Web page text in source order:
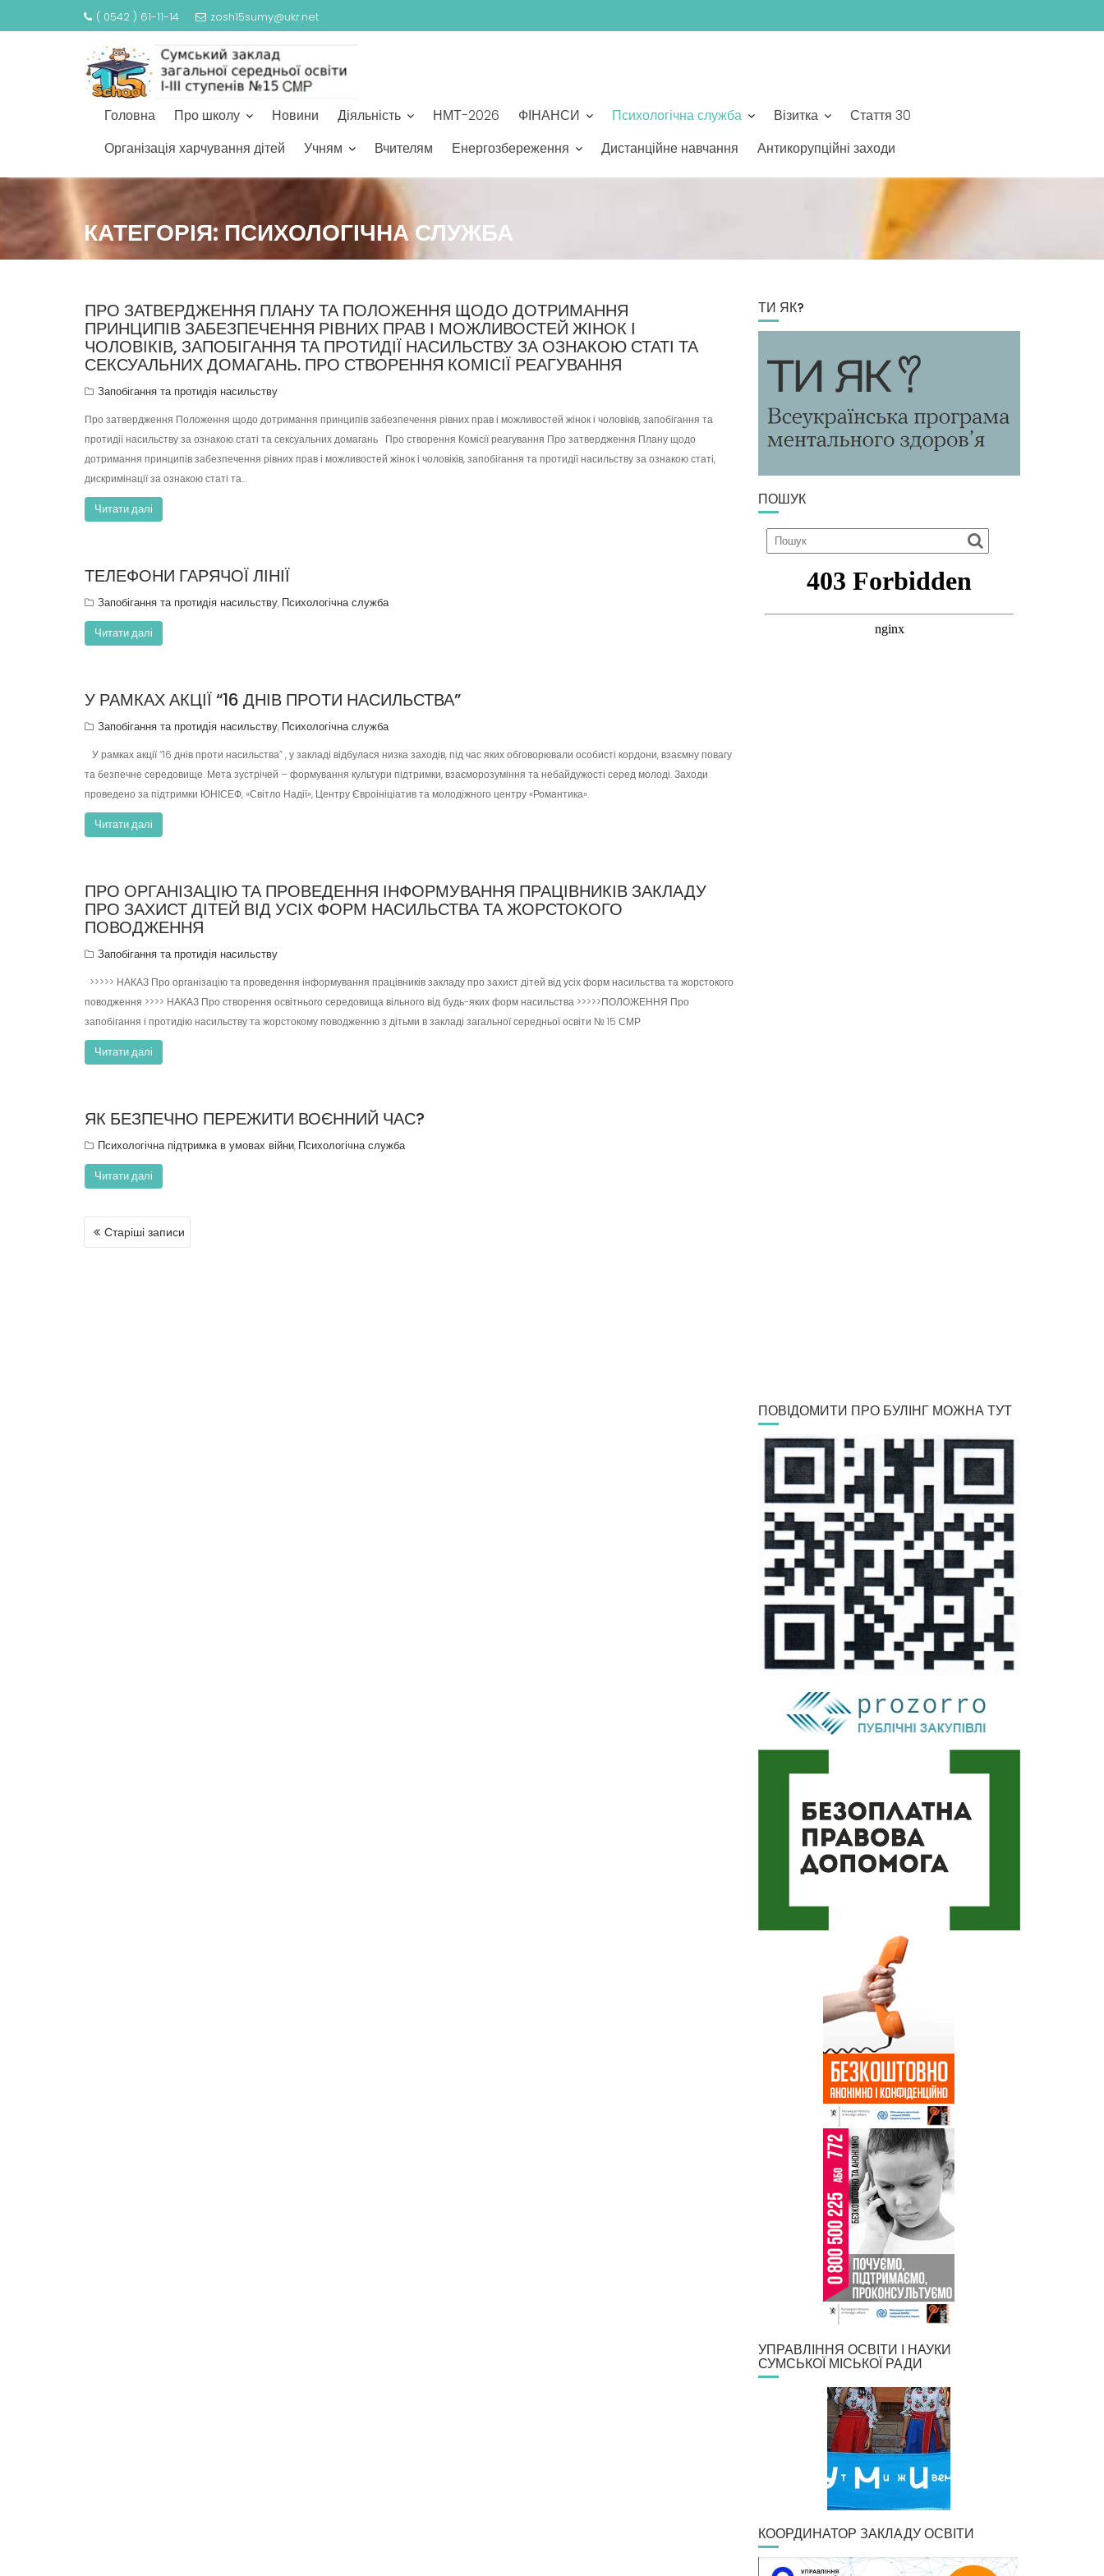
S
p
( 0542 ) 61-11-14 zosh15sumy@ukr.net
Головна Про школу Новини Діяльність НМТ-2026 ФІНАНСИ Психологічна служба Візитка
Стаття 30
Організація харчування дітей
Учням Вчителям Енергозбереження Дистанційне навчання Антикорупційні заходи
КАТЕГОРІЯ: ПСИХОЛОГІЧНА СЛУЖБА
ПРО ЗАТВЕРДЖЕННЯ ПЛАНУ ТА ПОЛОЖЕННЯ ЩОДО ДОТРИМАННЯ
ПРИНЦИПІВ ЗАБЕЗПЕЧЕННЯ РІВНИХ ПРАВ І МОЖЛИВОСТЕЙ ЖІНОК І
ЧОЛОВІКІВ, ЗАПОБІГАННЯ ТА ПРОТИДІЇ НАСИЛЬСТВУ ЗА ОЗНАКОЮ СТАТІ ТА
СЕКСУАЛЬНИХ ДОМАГАНЬ. ПРО СТВОРЕННЯ КОМІСІЇ РЕАГУВАННЯ
Запобігання та протидія насильству
Про затвердження Положення щодо дотримання принципів забезпечення рівних прав і можливостей жінок і чоловіків, запобігання та
протидії насильству за ознакою статі та сексуальних домагань Про створення Комісії реагування Про затвердження Плану щодо
дотримання принципів забезпечення рівних прав і можливостей жінок і чоловіків, запобігання та протидії насильству за ознакою статі,
дискримінації за ознакою статі та…
Читати далі
ТЕЛЕФОНИ ГАРЯЧОЇ ЛІНІЇ
Запобігання та протидія насильству, Психологічна служба
Читати далі
У РАМКАХ АКЦІЇ “16 ДНІВ ПРОТИ НАСИЛЬСТВА”
Запобігання та протидія насильству, Психологічна служба
У рамках акції “16 днів проти насильства” , у закладі відбулася низка заходів, під час яких обговорювали особисті кордони, взаємну повагу
та безпечне середовище. Мета зустрічей – формування культури підтримки, взаєморозуміння та небайдужості серед молоді. Заходи
проведено за підтримки ЮНІСЕФ, «Світло Надії», Центру Євроініціатив та молодіжного центру «Романтика».
Читати далі
ПРО ОРГАНІЗАЦІЮ ТА ПРОВЕДЕННЯ ІНФОРМУВАННЯ ПРАЦІВНИКІВ ЗАКЛАДУ
ПРО ЗАХИСТ ДІТЕЙ ВІД УСІХ ФОРМ НАСИЛЬСТВА ТА ЖОРСТОКОГО
ПОВОДЖЕННЯ
Запобігання та протидія насильству
>>>>> НАКАЗ Про організацію та проведення інформування працівників закладу про захист дітей від усіх форм насильства та жорстокого
поводження >>>> НАКАЗ Про створення освітнього середовища вільного від будь-яких форм насильства >>>>>ПОЛОЖЕННЯ Про
запобігання і протидію насильству та жорстокому поводженню з дітьми в закладі загальної середньої освіти № 15 СМР
Читати далі
ЯК БЕЗПЕЧНО ПЕРЕЖИТИ ВОЄННИЙ ЧАС?
Психологічна підтримка в умовах війни, Психологічна служба
Читати далі
Н Старіші записи
ТИ ЯК?
ПОШУК
ПОВІДОМИТИ ПРО БУЛІНГ МОЖНА ТУТ
УПРАВЛІННЯ ОСВІТИ І НАУКИ
СУМСЬКОЇ МІСЬКОЇ РАДИ
КООРДИНАТОР ЗАКЛАДУ ОСВІТИ